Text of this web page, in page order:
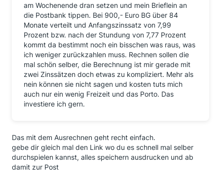
am Wochenende dran setzen und mein Brieflein an
die Postbank tippen. Bei 900,- Euro BG über 84
Monate verteilt und Anfangszinssatz von 7,99
Prozent bzw. nach der Stundung von 7,77 Prozent
kommt da bestimmt noch ein bisschen was raus, was
ich weniger zurückzahlen muss. Rechnen sollen die
mal schön selber, die Berechnung ist mir gerade mit
zwei Zinssätzen doch etwas zu kompliziert. Mehr als
nein können sie nicht sagen und kosten tuts mich
auch nur ein wenig Freizeit und das Porto. Das
investiere ich gern.
Das mit dem Ausrechnen geht recht einfach.
gebe dir gleich mal den Link wo du es schnell mal selber
durchspielen kannst, alles speichern ausdrucken und ab
damit zur Post